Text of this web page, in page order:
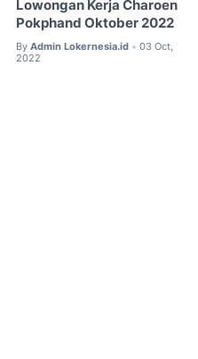
Lowongan Kerja Charoen
Pokphand Oktober 2022
By Admin Lokernesia.id • 03 Oct,
2022